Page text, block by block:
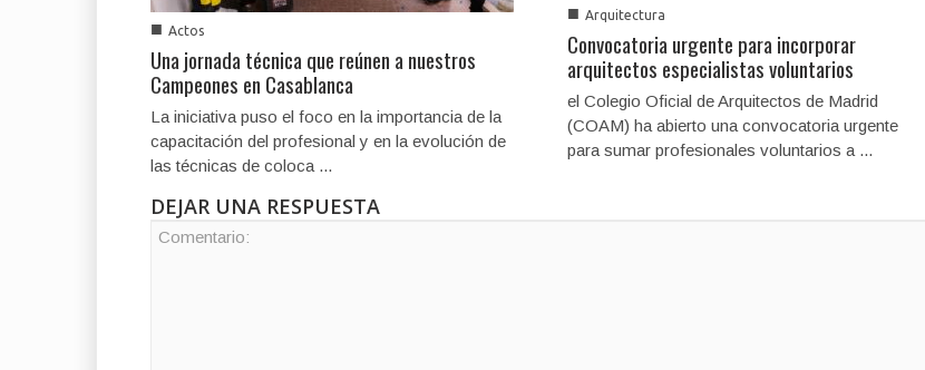
■ Actos
Una jornada técnica que reúnen a nuestros
Campeones en Casablanca
La iniciativa puso el foco en la importancia de la
capacitación del profesional y en la evolución de
las técnicas de coloca ...
■ Arquitectura
Convocatoria urgente para incorporar
arquitectos especialistas voluntarios
el Colegio Oficial de Arquitectos de Madrid
(COAM) ha abierto una convocatoria urgente
para sumar profesionales voluntarios a ...
DEJAR UNA RESPUESTA